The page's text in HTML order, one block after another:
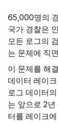
65,000명의
국가 경찰은
모든 로그의
는 문제에 직
이 문제를 해
데이터 레이
로그 데이터
는 앞으로 2
터를 레이크